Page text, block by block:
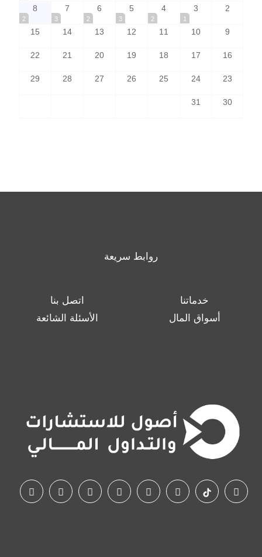
2
3
1
4
2
5
3
6
2
7
3
8
2
9
10
11
12
13
14
15
16
17
18
19
20
21
22
23
24
25
26
27
28
29
30
31
روابط سريعة
خدماتنا
اتصل بنا
أسواق المال
الأسئلة الشائعة